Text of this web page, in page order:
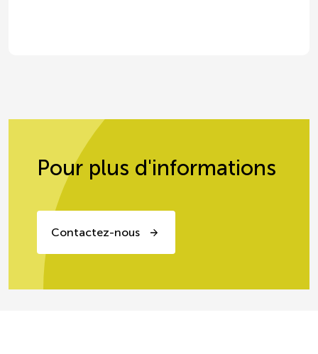
Pour plus d'informations
Contactez-nous